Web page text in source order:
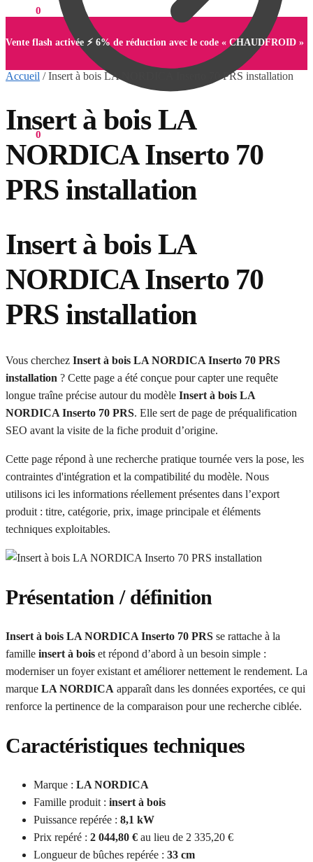
0
0
Vente flash activée ⚡ 6% de réduction avec le code « CHAUDFROID »
Accueil /Insert à bois LA NORDICA Inserto 70 PRS installation
Insert à bois LA
NORDICA Inserto 70
PRS installation
Insert à bois LA
NORDICA Inserto 70
PRS installation
Vous cherchez Insert à bois LA NORDICA Inserto 70 PRS
installation ? Cette page a été conçue pour capter une requête
longue traîne précise autour du modèle Insert à bois LA
NORDICA Inserto 70 PRS. Elle sert de page de préqualification
SEO avant la visite de la fiche produit d’origine.
Cette page répond à une recherche pratique tournée vers la pose, les
contraintes d'intégration et la compatibilité du modèle. Nous
utilisons ici les informations réellement présentes dans l’export
produit : titre, catégorie, prix, image principale et éléments
techniques exploitables.
Présentation / définition
Insert à bois LA NORDICA Inserto 70 PRS se rattache à la
famille insert à bois et répond d’abord à un besoin simple :
moderniser un foyer existant et améliorer nettement le rendement. La
marque LA NORDICA apparaît dans les données exportées, ce qui
renforce la pertinence de la comparaison pour une recherche ciblée.
Caractéristiques techniques
Marque : LA NORDICA
Famille produit : insert à bois
Puissance repérée : 8,1 kW
Prix repéré : 2 044,80 € au lieu de 2 335,20 €
Longueur de bûches repérée : 33 cm